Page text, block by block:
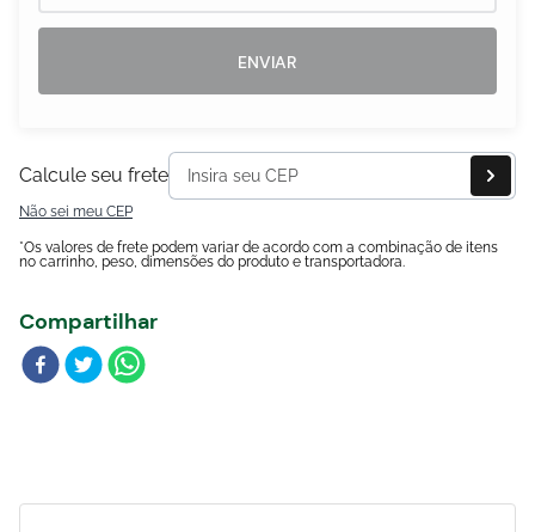
ENVIAR
Calcule seu frete
Não sei meu CEP
*Os valores de frete podem variar de acordo com a combinação de itens
no carrinho, peso, dimensões do produto e transportadora.
Compartilhar